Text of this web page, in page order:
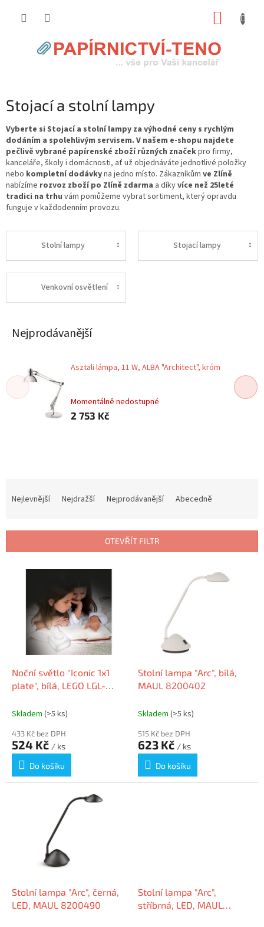
Stojací a stolní lampy
Vyberte si Stojací a stolní lampy za výhodné ceny s rychlým
dodáním a spolehlivým servisem. V našem e-shopu najdete
pečlivě vybrané papírenské zboží různých značekpro firmy,
kanceláře, školy i domácnosti, ať už objednáváte jednotlivé položky
nebo kompletní dodávkyna jedno místo. Zákazníkům ve Zlíně
nabízíme rozvoz zboží po Zlíně zdarma a díkyvíce než 25leté
tradici na trhu vám pomůžeme vybrat sortiment, který opravdu
funguje v každodenním provozu.
Stolní lampy Stojací lampy
Venkovní osvětlení
Nejprodávanější
Asztali lámpa, 11 W, ALBA "Architect", króm
Momentálně nedostupné
2 753 Kč
í
Nejlevnější Nejdražší Nejprodávanější Abecedně
OTEVŘÍT FILTR
Noční světlo "Iconic 1x1
plate", bílá, LEGO LGL-
Skladem (>5 ks)
433 Kč bez DPH
524 Kč / ks
Do košíku
Stolní lampa "Arc", bílá,
MAUL 8200402
Skladem (>5 ks)
515 Kč bez DPH
623 Kč / ks
Do košíku
Stolní lampa "Arc", černá,
LED, MAUL 8200490
Stolní lampa "Arc",
stříbrná, LED, MAUL